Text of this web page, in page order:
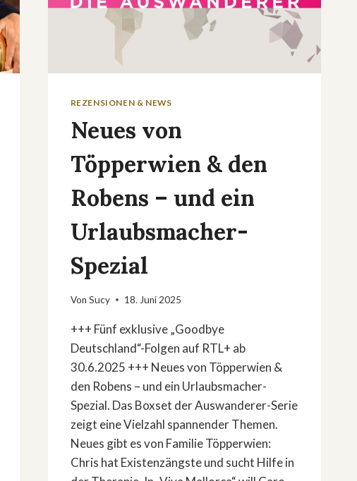
REZENSIONEN & NEWS
Neues von
Töpperwien & den
Robens – und ein
Urlaubsmacher-
Spezial
Von Sucy 18. Juni 2025
+++ Fünf exklusive „Goodbye
Deutschland“-Folgen auf RTL+ ab
30.6.2025 +++ Neues von Töpperwien &
den Robens – und ein Urlaubsmacher-
Spezial. Das Boxset der Auswanderer-Serie
zeigt eine Vielzahl spannender Themen.
Neues gibt es von Familie Töpperwien:
Chris hat Existenzängste und sucht Hilfe in